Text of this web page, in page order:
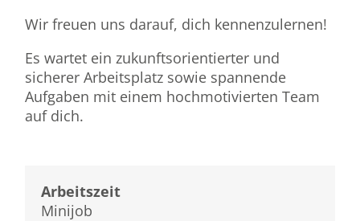
Wir freuen uns darauf, dich kennenzulernen!
Es wartet ein zukunftsorientierter und
sicherer Arbeitsplatz sowie spannende
Aufgaben mit einem hochmotivierten Team
auf dich.
Arbeitszeit
Minijob